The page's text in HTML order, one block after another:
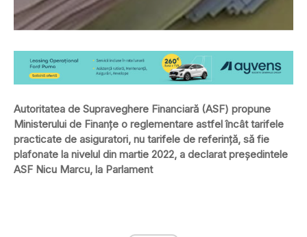
Autoritatea de Supraveghere Financiară (ASF) propune
Ministerului de Finanţe o reglementare astfel încât tarifele
practicate de asiguratori, nu tarifele de referinţă, să fie
plafonate la nivelul din martie 2022, a declarat președintele
ASF Nicu Marcu, la Parlament